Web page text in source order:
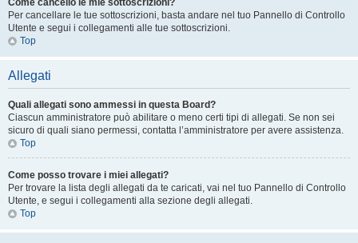
Come cancello le mie sottoscrizioni?
Per cancellare le tue sottoscrizioni, basta andare nel tuo Pannello di Controllo
Utente e segui i collegamenti alle tue sottoscrizioni.
Top
Allegati
Quali allegati sono ammessi in questa Board?
Ciascun amministratore può abilitare o meno certi tipi di allegati. Se non sei
sicuro di quali siano permessi, contatta l’amministratore per avere assistenza.
Top
Come posso trovare i miei allegati?
Per trovare la lista degli allegati da te caricati, vai nel tuo Pannello di Controllo
Utente, e segui i collegamenti alla sezione degli allegati.
Top